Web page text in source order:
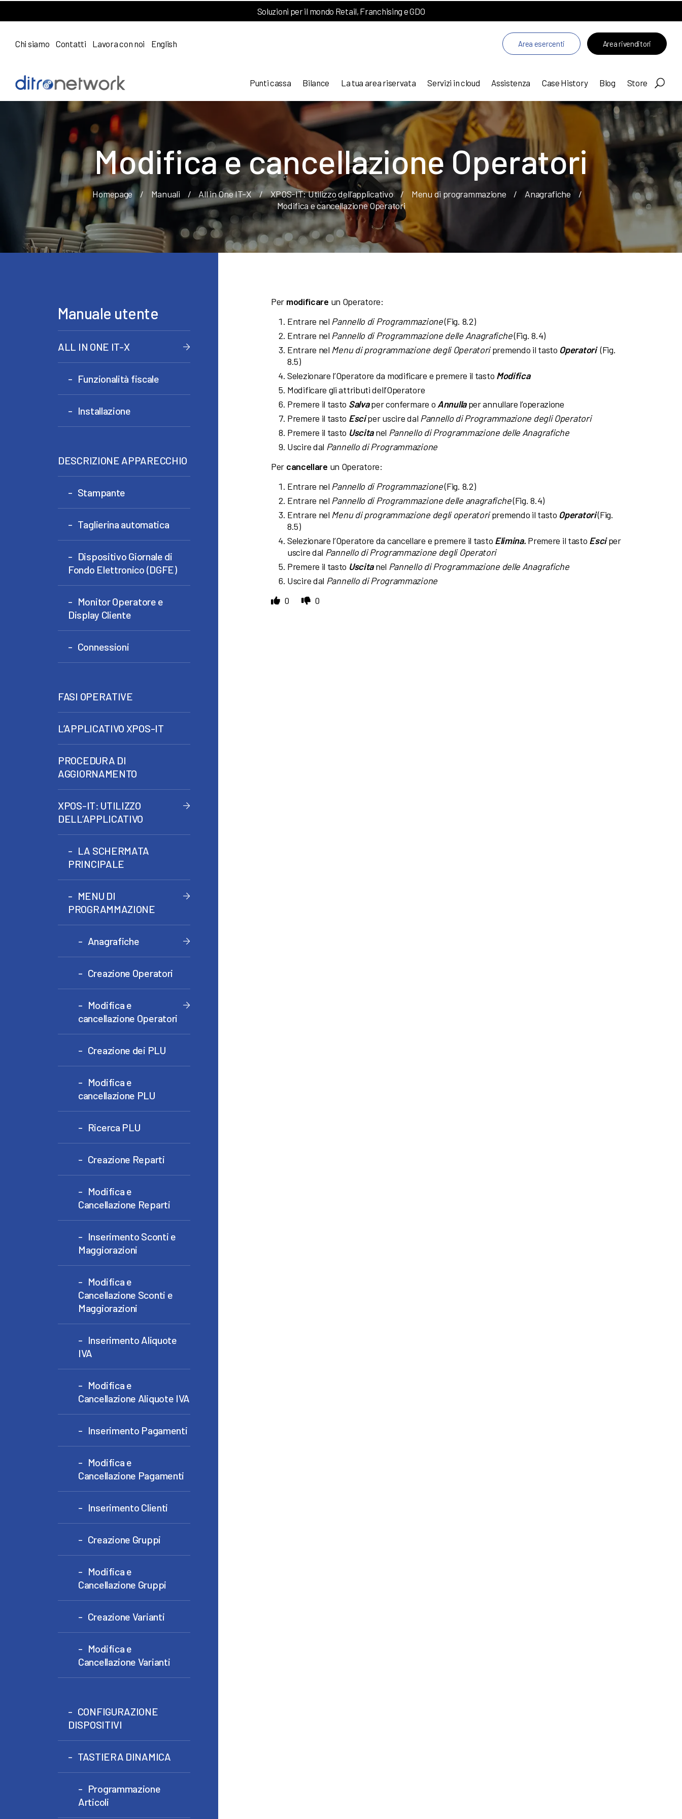
Soluzioni per il mondo Retail, Franchising e GDO
Chi siamo Contatti Lavora con noi English Area esercenti Area rivenditori
Punti cassa Bilance La tua area riservata Servizi in cloud Assistenza Case History Blog Store
Modifica e cancellazione Operatori
Homepage / Manuali / All in One IT-X / XPOS-IT: Utilizzo dell’applicativo / Menu di programmazione / Anagrafiche
/
Modifica e cancellazione Operatori
Per modificare un Operatore:
Entrare nel Pannello di Programmazione(Fig. 8.2)
Entrare nel Pannello di Programmazione delle Anagrafiche(Fig. 8.4)
Entrare nel Menu di programmazione degli Operatoripremendo il tasto Operatori(Fig.
8.5)
Selezionare l’Operatore da modificare e premere il tasto Modifica
Modificare gli attributi dell’Operatore
Premere il tasto Salvaper confermare o Annullaper annullare l’operazione
Premere il tasto Esciper uscire dal Pannello di Programmazione degli Operatori
Premere il tasto Uscitanel Pannello di Programmazione delle Anagrafiche
Uscire dal Pannello di Programmazione
Per cancellare un Operatore:
Entrare nel Pannello di Programmazione(Fig. 8.2)
Entrare nel Pannello di Programmazione delle anagrafiche(Fig. 8.4)
Entrare nel Menu di programmazione degli operatoripremendo il tasto Operatori(Fig.
8.5)
Selezionare l’Operatore da cancellare e premere il tasto Elimina. Premere il tasto Esciper
uscire dal Pannello di Programmazione degli Operatori
Premere il tasto Uscitanel Pannello di Programmazione delle Anagrafiche
Uscire dal Pannello di Programmazione
0
0
Manuale utente
ALL IN ONE IT-X
Funzionalità fiscale
Installazione
DESCRIZIONE APPARECCHIO
Stampante
Taglierina automatica
Dispositivo Giornale di
Fondo Elettronico (DGFE)
Monitor Operatore e
Display Cliente
Connessioni
FASI OPERATIVE
L’APPLICATIVO XPOS-IT
PROCEDURA DI
AGGIORNAMENTO
XPOS-IT: UTILIZZO
DELL’APPLICATIVO
LA SCHERMATA
PRINCIPALE
MENU DI
PROGRAMMAZIONE
Anagrafiche
Creazione Operatori
Modifica e
cancellazione Operatori
Creazione dei PLU
Modifica e
cancellazione PLU
Ricerca PLU
Creazione Reparti
Modifica e
Cancellazione Reparti
Inserimento Sconti e
Maggiorazioni
Modifica e
Cancellazione Sconti e
Maggiorazioni
Inserimento Aliquote
IVA
Modifica e
Cancellazione Aliquote IVA
Inserimento Pagamenti
Modifica e
Cancellazione Pagamenti
Inserimento Clienti
Creazione Gruppi
Modifica e
Cancellazione Gruppi
Creazione Varianti
Modifica e
Cancellazione Varianti
CONFIGURAZIONE
DISPOSITIVI
TASTIERA DINAMICA
Programmazione
Articoli